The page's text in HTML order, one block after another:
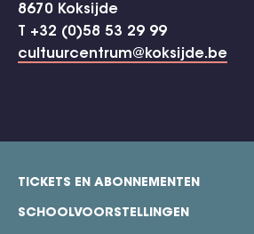
8670 Koksijde
T +32 (0)58 53 29 99
cultuurcentrum@koksijde.be
footer
TICKETS EN ABONNEMENTEN
SCHOOLVOORSTELLINGEN